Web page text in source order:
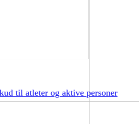
til atleter og aktive personer